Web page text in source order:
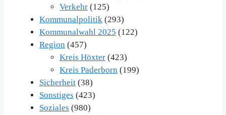
Verkehr (125)
Kommunalpolitik (293)
Kommunalwahl 2025 (122)
Region (457)
Kreis Höxter (423)
Kreis Paderborn (199)
Sicherheit (38)
Sonstiges (423)
Soziales (980)